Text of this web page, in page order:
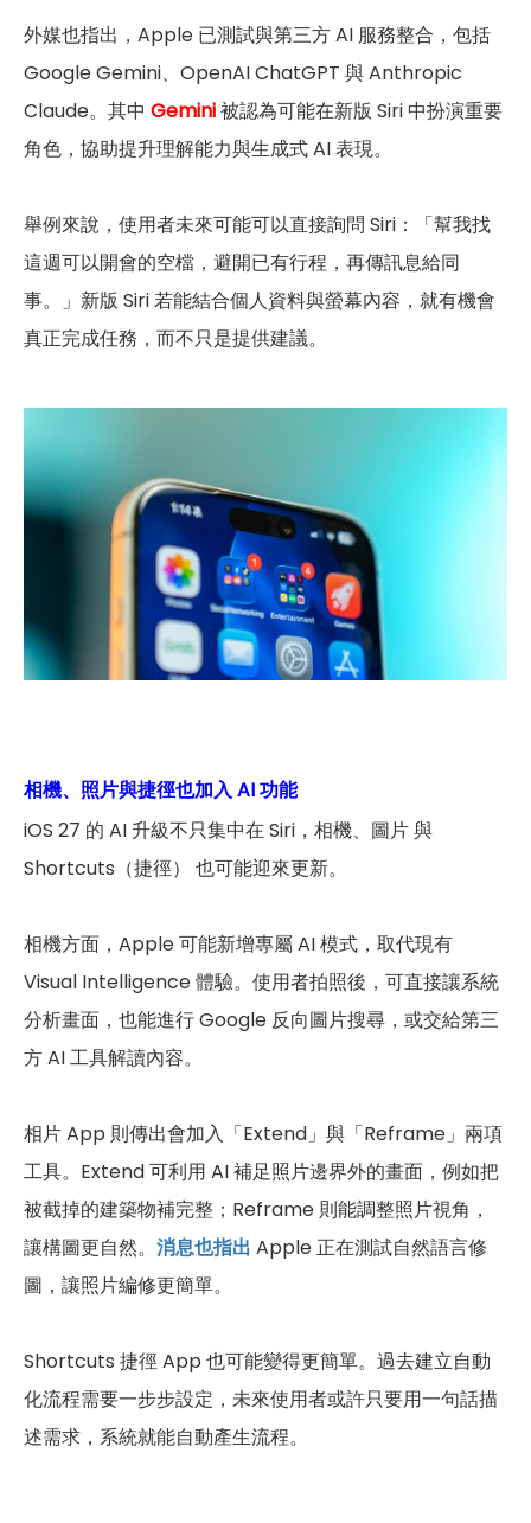
外媒也指出，Apple 已測試與第三方 AI 服務整合，包括
Google Gemini、OpenAI ChatGPT 與 Anthropic
Claude。其中 Gemini被認為可能在新版 Siri 中扮演重要
角色，協助提升理解能力與生成式 AI 表現。
舉例來說，使用者未來可能可以直接詢問 Siri：「幫我找
這週可以開會的空檔，避開已有行程，再傳訊息給同
事。」新版 Siri 若能結合個人資料與螢幕內容，就有機會
真正完成任務，而不只是提供建議。
相機、照片與捷徑也加入 AI 功能
iOS 27 的 AI 升級不只集中在 Siri，相機、圖片 與
Shortcuts（捷徑） 也可能迎來更新。
相機方面，Apple 可能新增專屬 AI 模式，取代現有
Visual Intelligence 體驗。使用者拍照後，可直接讓系統
分析畫面，也能進行 Google 反向圖片搜尋，或交給第三
方 AI 工具解讀內容。
相片 App 則傳出會加入「Extend」與「Reframe」兩項
工具。Extend 可利用 AI 補足照片邊界外的畫面，例如把
被截掉的建築物補完整；Reframe 則能調整照片視角，
讓構圖更自然。 消息也指出 Apple 正在測試自然語言修
圖，讓照片編修更簡單。
Shortcuts 捷徑 App 也可能變得更簡單。過去建立自動
化流程需要一步步設定，未來使用者或許只要用一句話描
述需求，系統就能自動產生流程。